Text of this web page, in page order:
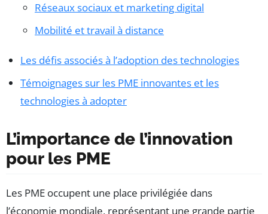
Réseaux sociaux et marketing digital
Mobilité et travail à distance
Les défis associés à l’adoption des technologies
Témoignages sur les PME innovantes et les
technologies à adopter
L’importance de l’innovation
pour les PME
Les PME occupent une place privilégiée dans
l’économie mondiale, représentant une grande partie